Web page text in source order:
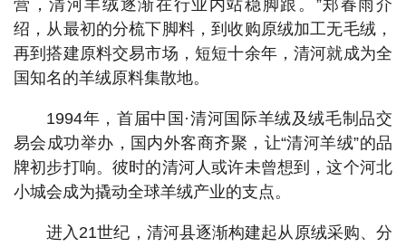
营，清河羊绒逐渐在行业内站稳脚跟。”郑春雨介
绍，从最初的分梳下脚料，到收购原绒加工无毛绒，
再到搭建原料交易市场，短短十余年，清河就成为全
国知名的羊绒原料集散地。
1994年，首届中国·清河国际羊绒及绒毛制品交
易会成功举办，国内外客商齐聚，让“清河羊绒”的品
牌初步打响。彼时的清河人或许未曾想到，这个河北
小城会成为撬动全球羊绒产业的支点。
进入21世纪，清河县逐渐构建起从原绒采购、分